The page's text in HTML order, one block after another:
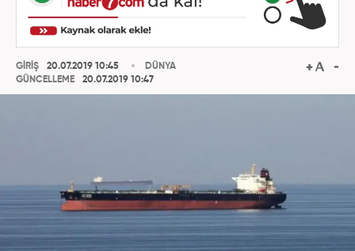
GİRİŞ
20.07.2019 10:45
GÜNCELLEME
20.07.2019 10:47
DÜNYA